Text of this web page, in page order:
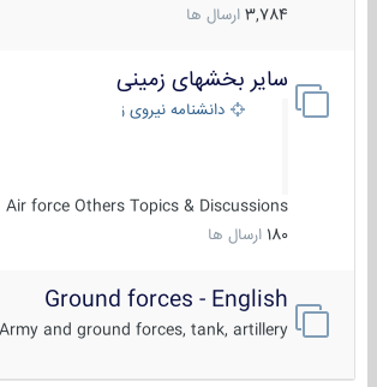
3,784 ارسال ها
سایر بخشهای زمینی
دانشنامه نیروی زمینی
Air force Others Topics & Discussions
180 ارسال ها
Ground forces - English
Army and ground forces, tank, artillery ...